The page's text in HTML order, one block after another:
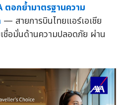
ตอกย้ำมาตรฐานความ
— สายการบินไทยแอร์เอเชีย
ชื่อมั่นด้านความปลอดภัย ผ่าน